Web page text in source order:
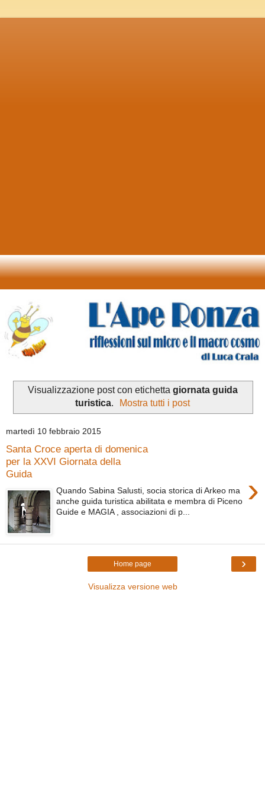
Visualizzazione post con etichetta giornata guida
turistica. Mostra tutti i post
martedì 10 febbraio 2015
Santa Croce aperta di domenica
per la XXVI Giornata della
Guida
›
Quando Sabina Salusti, socia storica di Arkeo ma
anche guida turistica abilitata e membra di Piceno
Guide e MAGIA , associazioni di p...
›
Home page
Visualizza versione web